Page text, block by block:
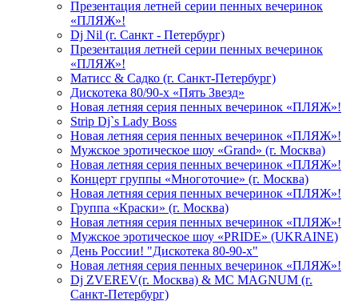
Презентация летней серии пенных вечеринок
«ПЛЯЖ»!
Dj Nil (г. Санкт - Петербург)
Презентация летней серии пенных вечеринок
«ПЛЯЖ»!
Матисс & Садко (г. Санкт-Петербург)
Дискотека 80/90-х «Пять Звезд»
Новая летняя серия пенных вечеринок «ПЛЯЖ»!
Strip Dj`s Lady Boss
Новая летняя серия пенных вечеринок «ПЛЯЖ»!
Мужское эротическое шоу «Grand» (г. Москва)
Новая летняя серия пенных вечеринок «ПЛЯЖ»!
Концерт группы «Многоточие» (г. Москва)
Новая летняя серия пенных вечеринок «ПЛЯЖ»!
Группа «Краски» (г. Москва)
Новая летняя серия пенных вечеринок «ПЛЯЖ»!
Мужское эротическое шоу «PRIDE» (UKRAINE)
День России! "Дискотека 80-90-х"
Новая летняя серия пенных вечеринок «ПЛЯЖ»!
Dj ZVEREV(г. Москва) & MC MAGNUM (г.
Санкт-Петербург)